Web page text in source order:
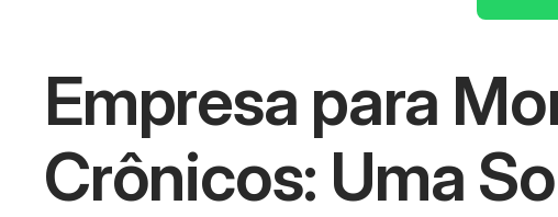
Empresa para
Crônicos: Uma